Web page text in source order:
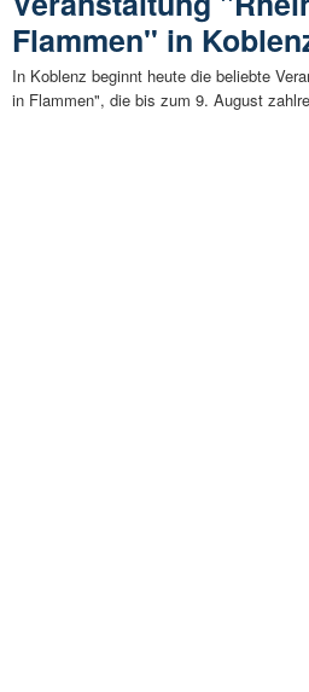
Flammen" in
In Koblenz beginnt heute die beliebte
in Flammen", die bis zum 9. August